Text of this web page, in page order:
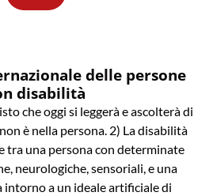
delle persone
disabilità
che oggi si leggerà e ascolterà di
è nella persona. 2) La disabilità
tra una persona con determinate
neurologiche, sensoriali, e una
a un ideale artificiale di